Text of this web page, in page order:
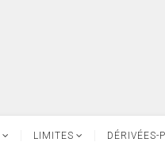
LIMITES DÉRIVÉES-